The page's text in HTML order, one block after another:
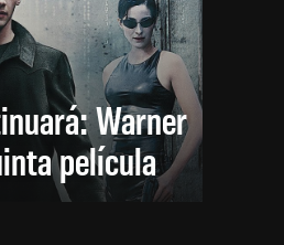
Warner
película